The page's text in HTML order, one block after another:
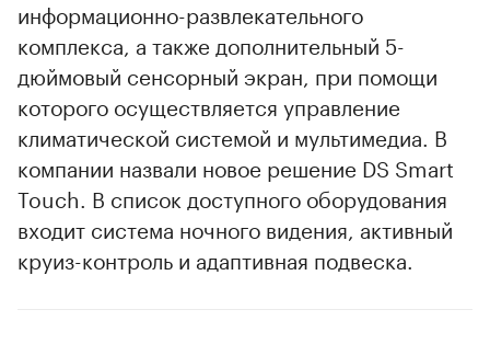
информационно-развлекательного
комплекса, а также дополнительный 5-
дюймовый сенсорный экран, при помощи
которого осуществляется управление
климатической системой и мультимедиа. В
компании назвали новое решение DS Smart
Touch. В список доступного оборудования
входит система ночного видения, активный
круиз-контроль и адаптивная подвеска.